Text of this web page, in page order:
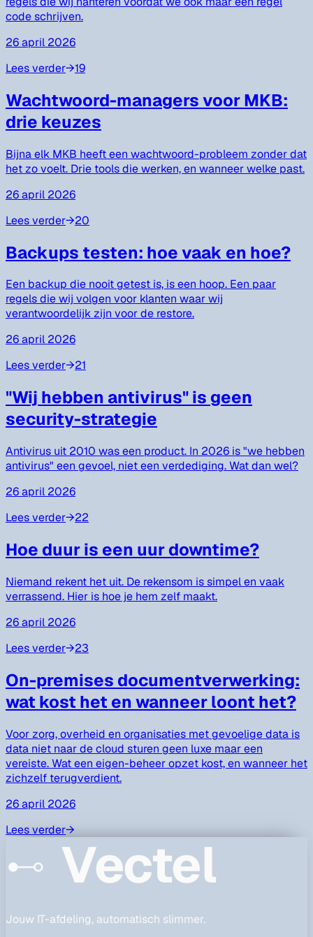
code schrijven.
26 april 2026
Lees verder→19
Wachtwoord-managers voor MKB:
drie keuzes
Bijna elk MKB heeft een wachtwoord-probleem zonder dat
het zo voelt. Drie tools die werken, en wanneer welke past.
26 april 2026
Lees verder→20
Backups testen: hoe vaak en hoe?
Een backup die nooit getest is, is een hoop. Een paar
regels die wij volgen voor klanten waar wij
verantwoordelijk zijn voor de restore.
26 april 2026
Lees verder→21
"Wij hebben antivirus" is geen
security-strategie
Antivirus uit 2010 was een product. In 2026 is "we hebben
antivirus" een gevoel, niet een verdediging. Wat dan wel?
26 april 2026
Lees verder→22
Hoe duur is een uur downtime?
Niemand rekent het uit. De rekensom is simpel en vaak
verrassend. Hier is hoe je hem zelf maakt.
26 april 2026
Lees verder→23
On-premises documentverwerking:
wat kost het en wanneer loont het?
Voor zorg, overheid en organisaties met gevoelige data is
data niet naar de cloud sturen geen luxe maar een
vereiste. Wat een eigen-beheer opzet kost, en wanneer het
zichzelf terugverdient.
26 april 2026
Lees verder→
Vectel
Jouw IT-afdeling, automatisch slimmer.